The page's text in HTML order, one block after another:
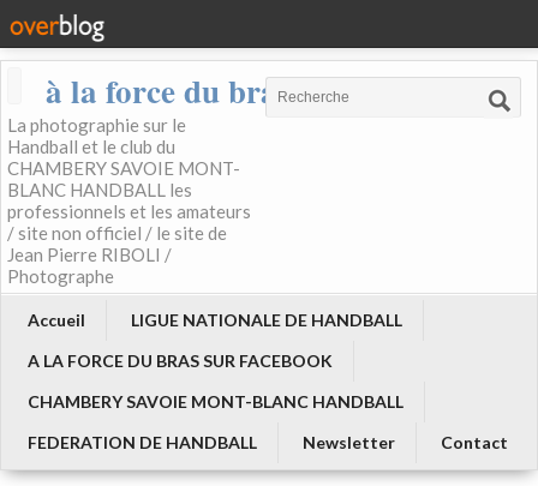
à la force du bras
La photographie sur le
Handball et le club du
CHAMBERY SAVOIE MONT-
BLANC HANDBALL les
professionnels et les amateurs
/ site non officiel / le site de
Jean Pierre RIBOLI /
Photographe
Accueil
LIGUE NATIONALE DE HANDBALL
A LA FORCE DU BRAS SUR FACEBOOK
CHAMBERY SAVOIE MONT-BLANC HANDBALL
FEDERATION DE HANDBALL
Newsletter Contact